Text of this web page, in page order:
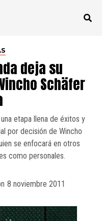
deja su
Schäfer
etapa llena de éxitos y
por decisión de Wincho
se enfocará en otros
como personales.
8 noviembre 2011